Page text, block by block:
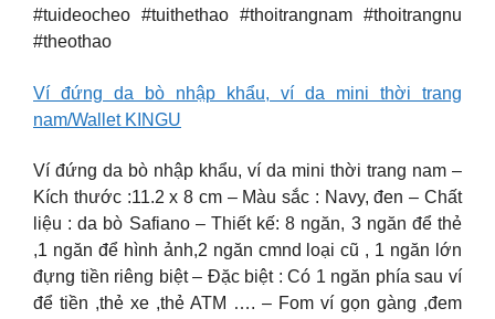
#tuideocheo #tuithethao #thoitrangnam #thoitrangnu
#theothao
Ví đứng da bò nhập khẩu, ví da mini thời trang
nam/Wallet KINGU
Ví đứng da bò nhập khẩu, ví da mini thời trang nam –
Kích thước :11.2 x 8 cm – Màu sắc : Navy, đen – Chất
liệu : da bò Safiano – Thiết kế: 8 ngăn, 3 ngăn để thẻ
,1 ngăn để hình ảnh,2 ngăn cmnd loại cũ , 1 ngăn lớn
đựng tiền riêng biệt – Đặc biệt : Có 1 ngăn phía sau ví
để tiền ,thẻ xe ,thẻ ATM …. – Fom ví gọn gàng ,đem